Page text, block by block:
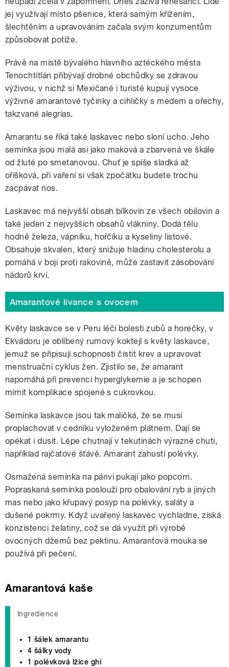
jej využívají místo pšenice, která samým křížením,
šlechtěním a upravováním začala svým konzumentům
způsobovat potíže.
Právě na místě bývalého hlavního aztéckého města
Tenochtitlán přibývají drobné obchůdky se zdravou
výživou, v nichž si Mexičané i turisté kupují vysoce
výživné amarantové tyčinky a cihličky s medem a ořechy,
takzvané alegrías.
Amarantu se říká také laskavec nebo sloní ucho. Jeho
semínka jsou malá asi jako maková a zbarvená ve škále
od žluté po smetanovou. Chuť je spíše sladká až
oříšková, při vaření si však zpočátku budete trochu
zacpávat nos.
Laskavec má nejvyšší obsah bílkovin ze všech obilovin a
také jeden z nejvyšších obsahů vlákniny. Dodá tělu
hodně železa, vápníku, hořčíku a kyseliny listové.
Obsahuje skvalen, který snižuje hladinu cholesterolu a
pomáhá v boji proti rakovině, může zastavit zásobování
nádorů krví.
Amarantové lívance s ovocem
Květy laskavce se v Peru léčí bolesti zubů a horečky, v
Ekvádoru je oblíbený rumový koktejl s květy laskavce,
jemuž se připisují schopnosti čistit krev a upravovat
menstruační cyklus žen. Zjistilo se, že amarant
napomáhá při prevenci hyperglykemie a je schopen
mírnit komplikace spojené s cukrovkou.
Semínka laskavce jsou tak maličká, že se musí
proplachovat v cedníku vyloženém plátnem. Dají se
opékat i dusit. Lépe chutnají v tekutinách výrazné chuti,
například rajčatové šťávě. Amarant zahustí polévky.
Osmažená semínka na pánvi pukají jako popcorn.
Popraskaná semínka poslouží pro obalování ryb a jiných
mas nebo jako křupavý posyp na polévky, saláty a
dušené pokrmy. Když uvařený laskavec vychladne, získá
konzistenci želatiny, což se dá využít při výrobě
ovocných džemů bez pektinu. Amarantová mouka se
používá při pečení.
Amarantová kaše
Ingredience
1 šálek amarantu
4 šálky vody
1 polévková lžíce ghí